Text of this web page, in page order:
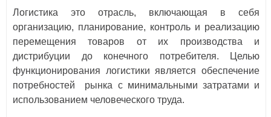
Логистика это отрасль, включающая в себя
организацию, планирование, контроль и реализацию
перемещения товаров от их производства и
дистрибуции до конечного потребителя. Целью
функционирования логистики является обеспечение
потребностей рынка с минимальными затратами и
использованием человеческого труда.